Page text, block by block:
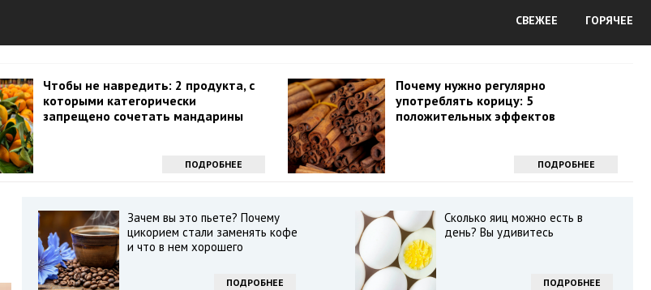
СВЕЖЕЕ ГОРЯЧЕЕ
Чтобы не навредить: 2 продукта, с
которыми категорически
запрещено сочетать мандарины
ПОДРОБНЕЕ
Почему нужно регулярно
употреблять корицу: 5
положительных эффектов
ПОДРОБНЕЕ
Зачем вы это пьете? Почему
цикорием стали заменять кофе
и что в нем хорошего
ПОДРОБНЕЕ
Сколько яиц можно есть в
день? Вы удивитесь
ПОДРОБНЕЕ